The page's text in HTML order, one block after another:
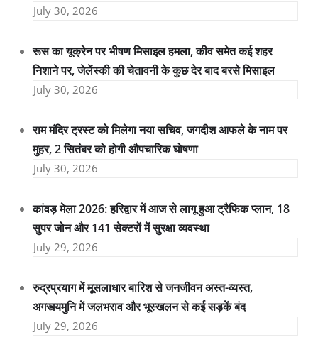
July 30, 2026
रूस का यूक्रेन पर भीषण मिसाइल हमला, कीव समेत कई शहर
निशाने पर, जेलेंस्की की चेतावनी के कुछ देर बाद बरसे मिसाइल
July 30, 2026
राम मंदिर ट्रस्ट को मिलेगा नया सचिव, जगदीश आफले के नाम पर
मुहर, 2 सितंबर को होगी औपचारिक घोषणा
July 30, 2026
कांवड़ मेला 2026: हरिद्वार में आज से लागू हुआ ट्रैफिक प्लान, 18
सुपर जोन और 141 सेक्टरों में सुरक्षा व्यवस्था
July 29, 2026
रुद्रप्रयाग में मूसलाधार बारिश से जनजीवन अस्त-व्यस्त,
अगस्त्यमुनि में जलभराव और भूस्खलन से कई सड़कें बंद
July 29, 2026